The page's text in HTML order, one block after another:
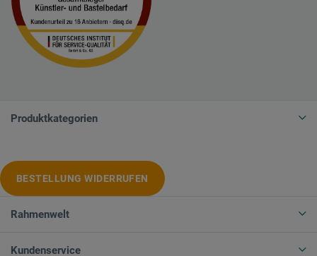
Produktkategorien
BESTELLUNG WIDERRUFEN
Rahmenwelt
Kundenservice